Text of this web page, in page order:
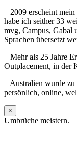
– 2009 erscheint
habe ich seither 33
mvg, Campus, Gabal
Sprachen übersetzt
– Mehr als 25 Jahre
Outplacement, in der
– Australien wurde zu
persönlich, online,
×
Umbrüche meistern.